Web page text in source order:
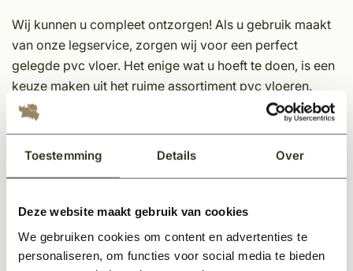
Toestemming Details Over
Deze website maakt gebruik van cookies
We gebruiken cookies om content en advertenties te
personaliseren, om functies voor social media te bieden
Wij kunnen u compleet ontzorgen! Als u gebruik maakt
van onze legservice, zorgen wij voor een perfect
gelegde pvc vloer. Het enige wat u hoeft te doen, is een
keuze maken uit het ruime assortiment pvc vloeren.
Wat kunt u van ons verwachten als u onze legservice
gebruikt?
Primeren ondervloer
Egaliseren van de ondervloer 1-3 mm
Inlijmen met speciale pvc lijm